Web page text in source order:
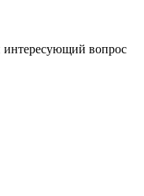
интересующий вопрос